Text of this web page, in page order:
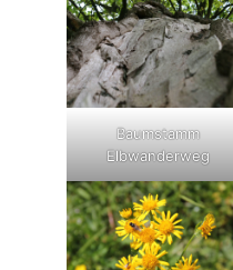
Baumstamm
Elbwanderweg